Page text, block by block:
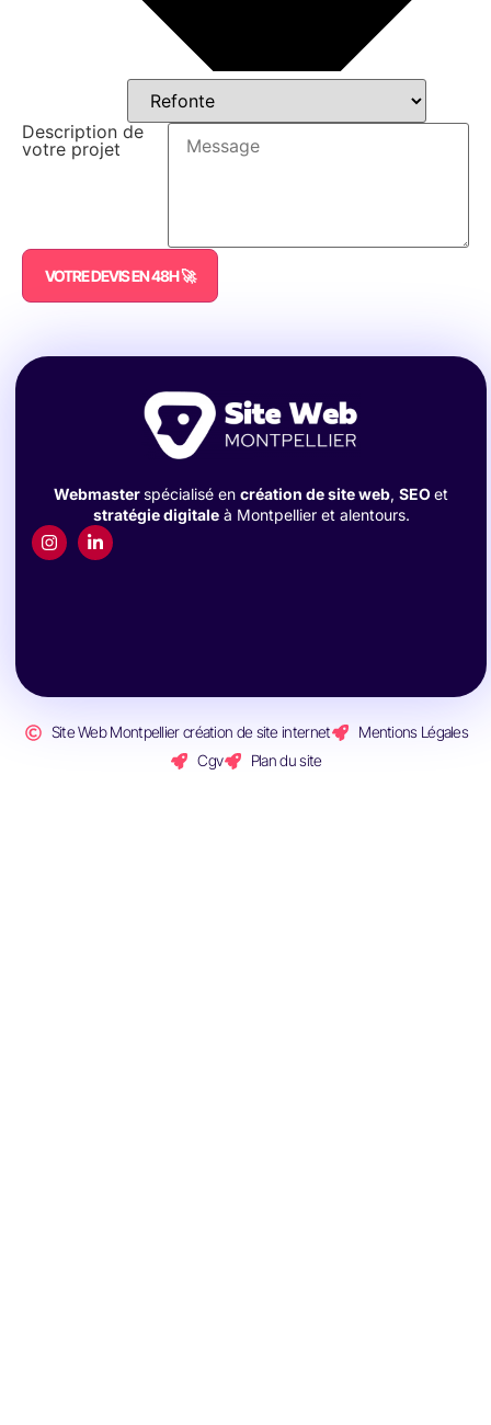
Description de
votre projet
VOTRE DEVIS EN 48H 🚀
Webmaster spécialisé en création de site web, SEOet
stratégie digitaleà Montpellier et alentours.
Site Web Montpellier création de site internet
Mentions Légales
Cgv
Plan du site